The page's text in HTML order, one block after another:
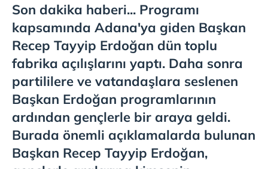
Son dakika haberi... Programı
kapsamında Adana'ya giden Başkan
Recep Tayyip Erdoğan dün toplu
fabrika açılışlarını yaptı. Daha sonra
partililere ve vatandaşlara seslenen
Başkan Erdoğan programlarının
ardından gençlerle bir araya geldi.
Burada önemli açıklamalarda bulunan
Başkan Recep Tayyip Erdoğan,